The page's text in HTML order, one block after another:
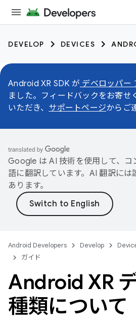
DEVELOP DEVICES
Android XR SDK が デベロッパー
ました。フィードバックをお寄せ
いただき、 サポートページからご
Google は AI 技術を使用して、コ
語に翻訳しています。AI 翻訳に
あります。
Android Developers Develop
ガイド
Android XR
種類について